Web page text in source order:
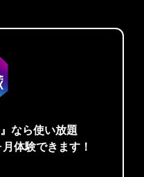
なら使い放題
体験できます！